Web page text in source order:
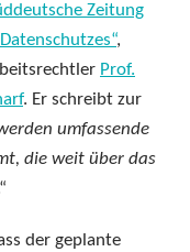
Zeitung
,
Prof.
. Er schreibt zur
umfassende
die weit über das
der geplante